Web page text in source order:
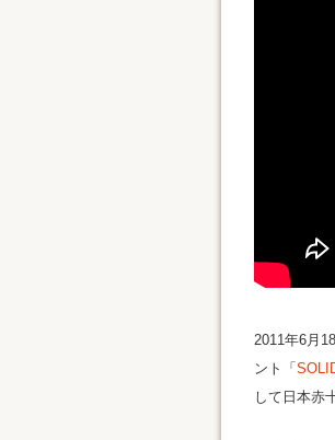
2011年6月
ント「
して日本赤